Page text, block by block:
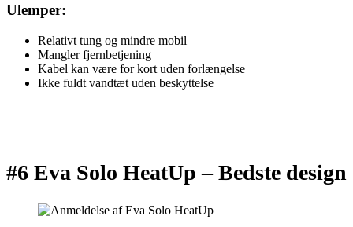
Ulemper:
Relativt tung og mindre mobil
Mangler fjernbetjening
Kabel kan være for kort uden forlængelse
Ikke fuldt vandtæt uden beskyttelse
#6 Eva Solo HeatUp –Bedste design